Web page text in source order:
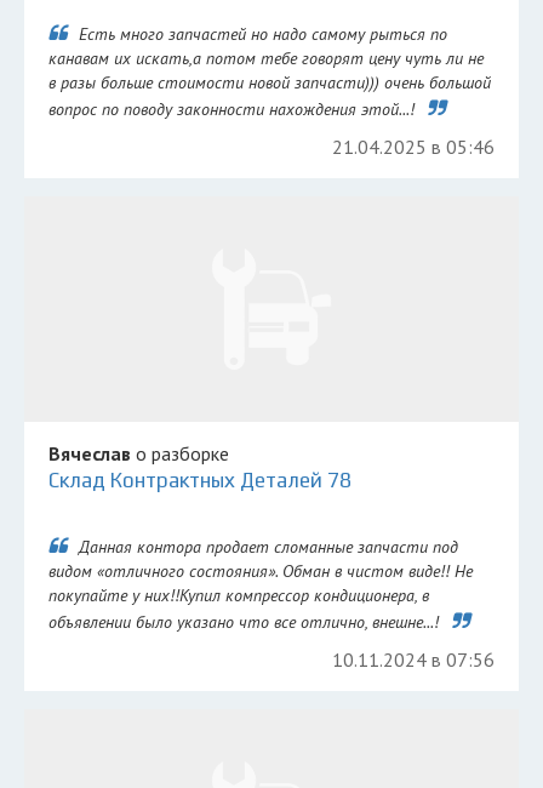
Есть много запчастей но надо самому рыться по
канавам их искать,а потом тебе говорят цену чуть ли не
в разы больше стоимости новой запчасти))) очень большой
вопрос по поводу законности нахождения этой...!
21.04.2025 в 05:46
Вячеслав о разборке
Склад Контрактных Деталей 78
Данная контора продает сломанные запчасти под
видом «отличного состояния». Обман в чистом виде!! Не
покупайте у них!!Купил компрессор кондиционера, в
объявлении было указано что все отлично, внешне...!
10.11.2024 в 07:56